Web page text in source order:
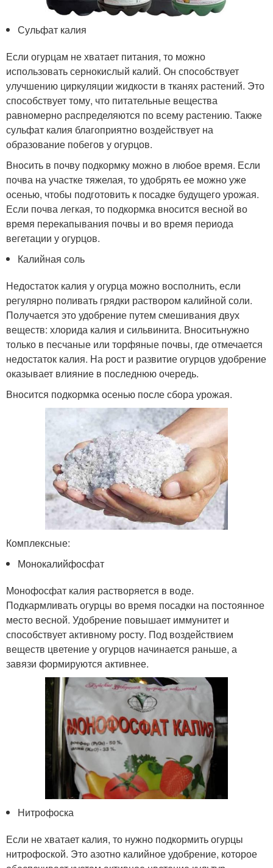
Сульфат калия
Если огурцам не хватает питания, то можно
использовать сернокислый калий. Он способствует
улучшению циркуляции жидкости в тканях растений. Это
способствует тому, что питательные вещества
равномерно распределяются по всему растению. Также
сульфат калия благоприятно воздействует на
образование побегов у огурцов.
Вносить в почву подкормку можно в любое время. Если
почва на участке тяжелая, то удобрять ее можно уже
осенью, чтобы подготовить к посадке будущего урожая.
Если почва легкая, то подкормка вносится весной во
время перекапывания почвы и во время периода
вегетации у огурцов.
Калийная соль
Недостаток калия у огурца можно восполнить, если
регулярно поливать грядки раствором калийной соли.
Получается это удобрение путем смешивания двух
веществ: хлорида калия и сильвинита. Вноситьнужно
только в песчаные или торфяные почвы, где отмечается
недостаток калия. На рост и развитие огурцов удобрение
оказывает влияние в последнюю очередь.
Вносится подкормка осенью после сбора урожая.
Комплексные:
Монокалийфосфат
Монофосфат калия растворяется в воде.
Подкармливать огурцы во время посадки на постоянное
место весной. Удобрение повышает иммунитет и
способствует активному росту. Под воздействием
веществ цветение у огурцов начинается раньше, а
завязи формируются активнее.
Нитрофоска
Если не хватает калия, то нужно подкормить огурцы
нитрофоской. Это азотно калийное удобрение, которое